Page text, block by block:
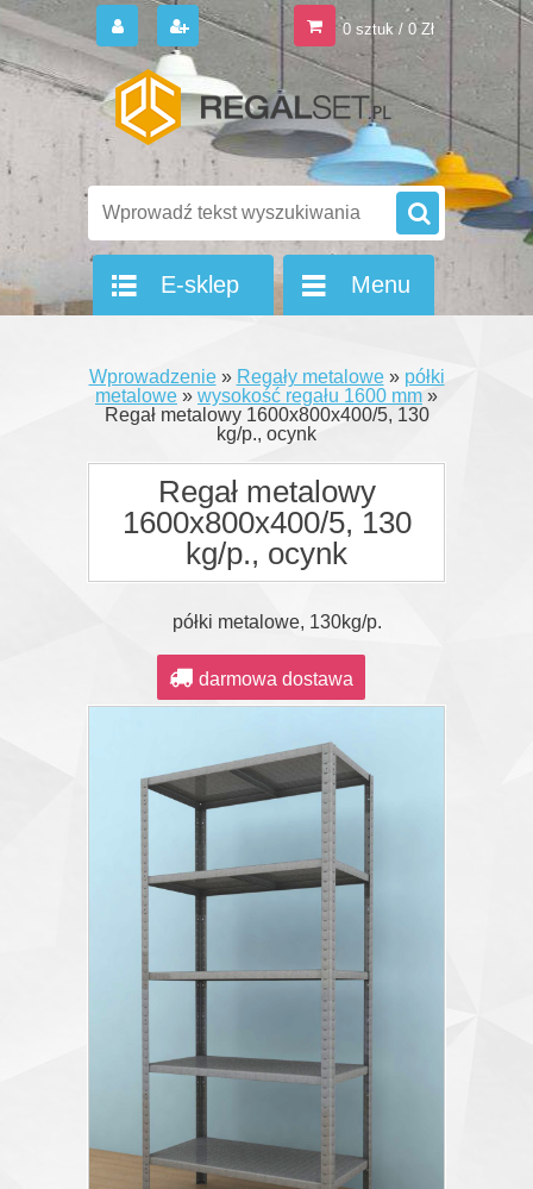
0 sztuk / 0 Zł
E-sklep Menu
Wprowadzenie » Regały metalowe » półki
metalowe » wysokość regału 1600 mm »
Regał metalowy 1600x800x400/5, 130
kg/p., ocynk
Regał metalowy
1600x800x400/5, 130
kg/p., ocynk
półki metalowe, 130kg/p.
darmowa dostawa